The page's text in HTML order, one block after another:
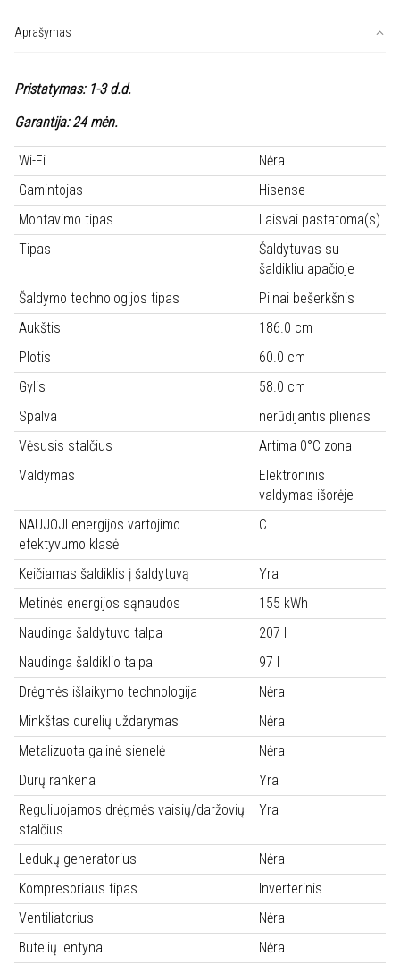
Aprašymas
Pristatymas: 1-3 d.d.
Garantija: 24 mėn.
Wi-Fi
Nėra
Gamintojas
Hisense
Montavimo tipas
Laisvai pastatoma(s)
Tipas
Šaldytuvas su
šaldikliu apačioje
Šaldymo technologijos tipas
Pilnai bešerkšnis
Aukštis
186.0 cm
Plotis
60.0 cm
Gylis
58.0 cm
Spalva
nerūdijantis plienas
Vėsusis stalčius
Artima 0°C zona
Valdymas
Elektroninis
valdymas išorėje
NAUJOJI energijos vartojimo
efektyvumo klasė
C
Keičiamas šaldiklis į šaldytuvą
Yra
Metinės energijos sąnaudos
155 kWh
Naudinga šaldytuvo talpa
207 l
Naudinga šaldiklio talpa
97 l
Drėgmės išlaikymo technologija
Nėra
Minkštas durelių uždarymas
Nėra
Metalizuota galinė sienelė
Nėra
Durų rankena
Yra
Reguliuojamos drėgmės vaisių/daržovių
stalčius
Yra
Ledukų generatorius
Nėra
Kompresoriaus tipas
Inverterinis
Ventiliatorius
Nėra
Butelių lentyna
Nėra